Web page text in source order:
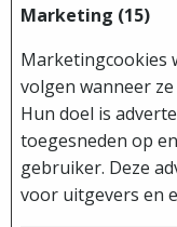
Marketing (15)
Marketingcookies
volgen wanneer
Hun doel is
toegesneden op
gebruiker. Deze
voor uitgevers en